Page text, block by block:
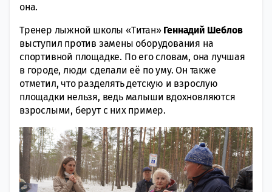
она.
Тренер лыжной школы «Титан»Геннадий Шеблов
выступил против замены оборудования на
спортивной площадке. По его словам, она лучшая
в городе, люди сделали её по уму. Он также
отметил, что разделять детскую и взрослую
площадки нельзя, ведь малыши вдохновляются
взрослыми, берут с них пример.